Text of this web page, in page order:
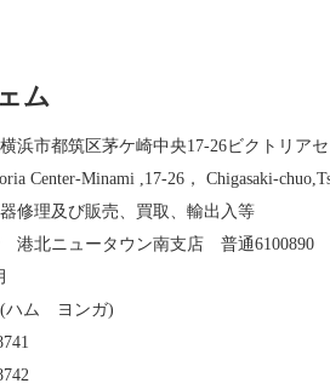
ム
浜市都筑区茅ケ崎中央17-26ビクトリア
Center-Minami ,17-26， Chigasaki-
修理及び販売、買取、輸出入等
港北ニュータウン南支店 普通6100890
ハム ヨンガ)